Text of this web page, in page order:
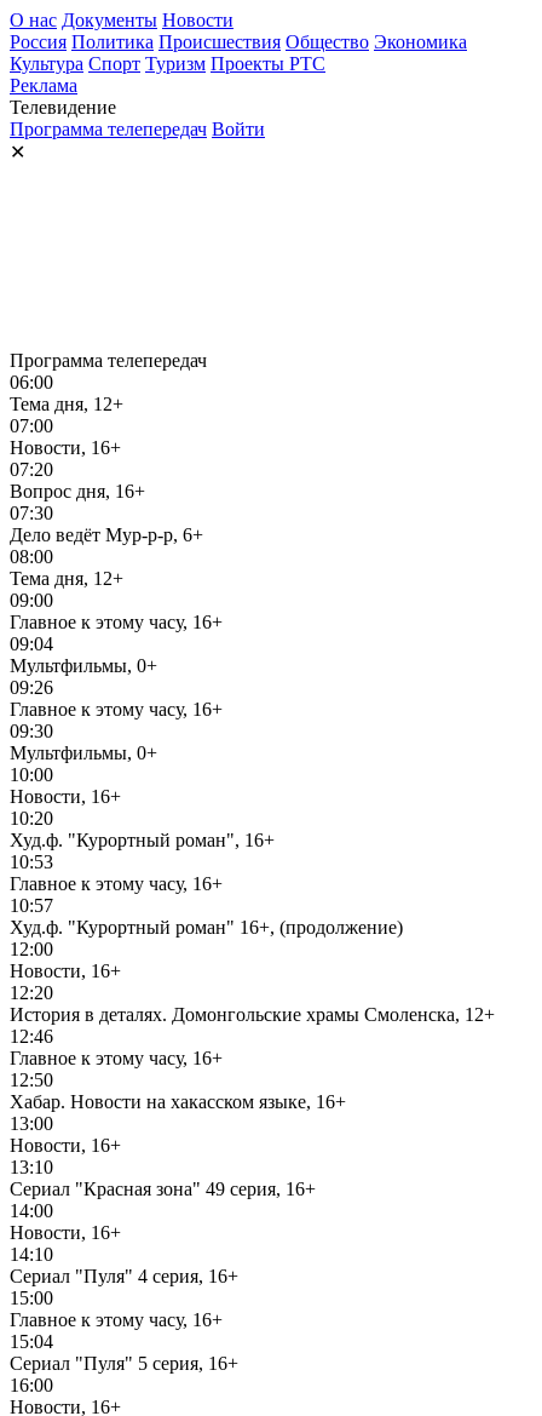
О нас Документы Новости
Россия Политика Происшествия Общество Экономика
Культура Спорт Туризм Проекты РТС
Реклама
Телевидение
Программа телепередач Войти
✕
Программа телепередач
06:00
Тема дня, 12+
07:00
Новости, 16+
07:20
Вопрос дня, 16+
07:30
Дело ведёт Мур-р-р, 6+
08:00
Тема дня, 12+
09:00
Главное к этому часу, 16+
09:04
Мультфильмы, 0+
09:26
Главное к этому часу, 16+
09:30
Мультфильмы, 0+
10:00
Новости, 16+
10:20
Худ.ф. "Курортный роман", 16+
10:53
Главное к этому часу, 16+
10:57
Худ.ф. "Курортный роман" 16+, (продолжение)
12:00
Новости, 16+
12:20
История в деталях. Домонгольские храмы Смоленска, 12+
12:46
Главное к этому часу, 16+
12:50
Хабар. Новости на хакасском языке, 16+
13:00
Новости, 16+
13:10
Сериал "Красная зона" 49 серия, 16+
14:00
Новости, 16+
14:10
Сериал "Пуля" 4 серия, 16+
15:00
Главное к этому часу, 16+
15:04
Сериал "Пуля" 5 серия, 16+
16:00
Новости, 16+